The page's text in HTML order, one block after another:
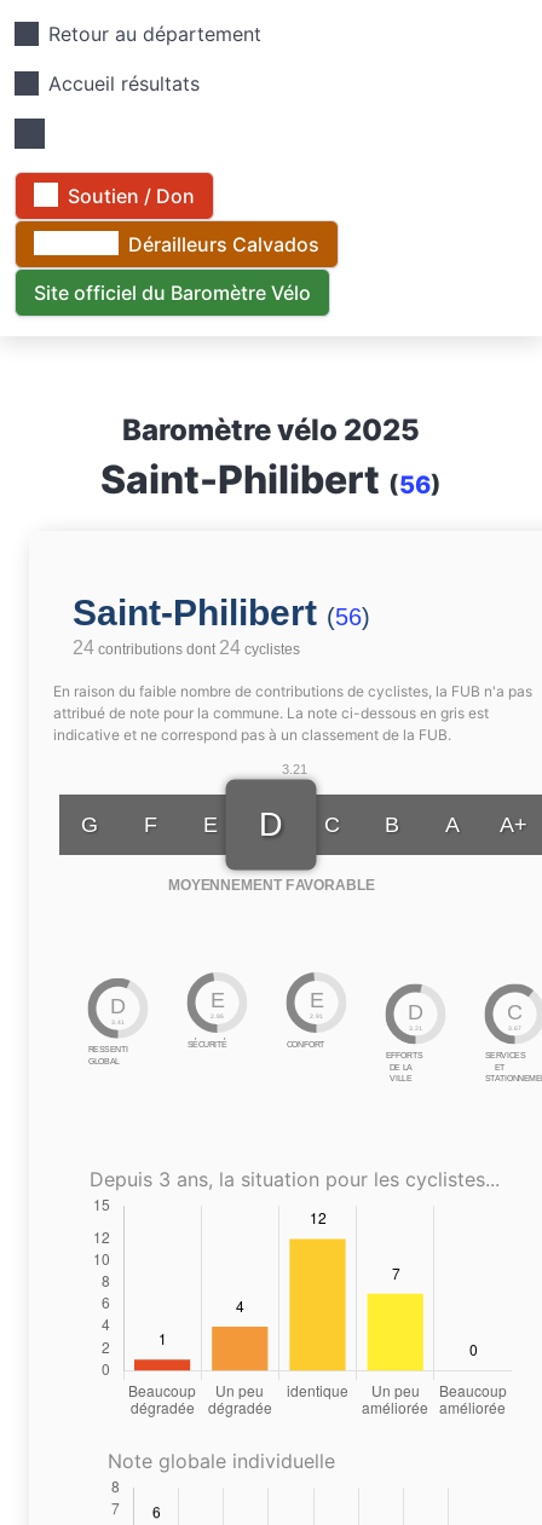
Retour au département
Accueil résultats
Soutien / Don
Dérailleurs Calvados
Site officiel du Baromètre Vélo
Baromètre vélo 2025
Saint-Philibert (56)
Saint-Philibert (56)
24 contributions dont 24 cyclistes
En raison du faible nombre de contributions de cyclistes, la FUB n'a pas
attribué de note pour la commune. La note ci-dessous en gris est
indicative et ne correspond pas à un classement de la FUB.
G F E
3.21
D
MOYENNEMENT FAVORABLE
C B A A+
D
3.41
RESSENTI
GLOBAL
E
2.86
SÉCURITÉ
E
2.91
CONFORT
D
3.21
EFFORTS
DE LA
VILLE
C
3.67
SERVICES
ET
Depuis 3 ans, la situation pour les cyclistes...
Note globale individuelle